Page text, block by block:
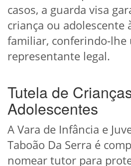
casos, a guarda visa
criança ou adolescente
familiar, conferindo-lhe
representante legal.
Tutela de
Adolescentes
A Vara de Infância e
Taboão Da Serra é
nomear tutor para